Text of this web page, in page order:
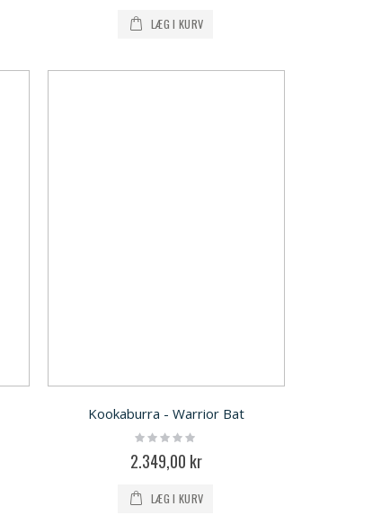
LÆG I KURV
Kookaburra - Warrior Bat
Rating:
2.349,00 kr
LÆG I KURV